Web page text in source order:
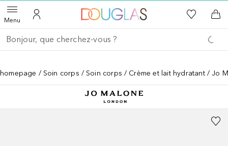
MenuOuvrir le menuVers Mon Compte
Vers l'accueil Nocibé
Vers Ma
Retourner
Effectuer la recherche
homepage Soin corps Soin corps Crème et lait hydratant Jo